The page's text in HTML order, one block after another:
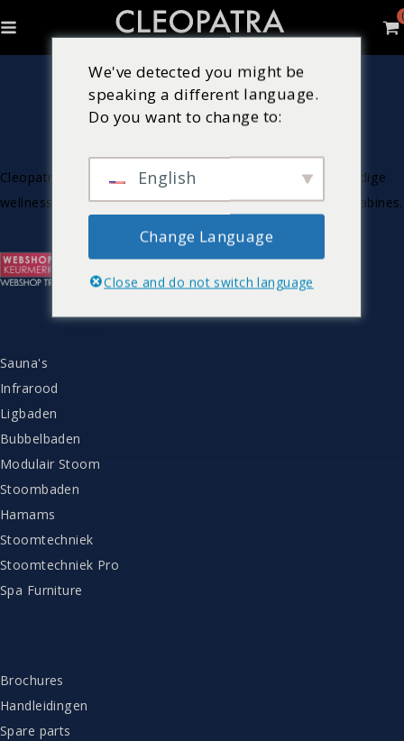
Cleopatra is Nederlandse producent van luxe & hoogwaardige
wellnessproducten zoals bubbelbaden, sauna’s en stoomcabines.
Sauna's
Infrarood
Ligbaden
Bubbelbaden
Modulair Stoom
Stoombaden
Hamams
Stoomtechniek
Stoomtechniek Pro
Spa Furniture
Brochures
Handleidingen
Spare parts
We've detected you might be
speaking a different language.
Do you want to change to:
English
Change Language
Close and do not switch language